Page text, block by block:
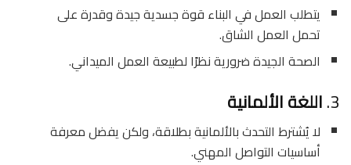
يتطلب العمل في البناء قوة جسدية جيدة وقدرة على
تحمل العمل الشاق.
الصحة الجيدة ضرورية نظرًا لطبيعة العمل الميداني.
3. اللغة الألمانية
لا يُشترط التحدث بالألمانية بطلاقة، ولكن يفضل معرفة
أساسيات التواصل المهني.